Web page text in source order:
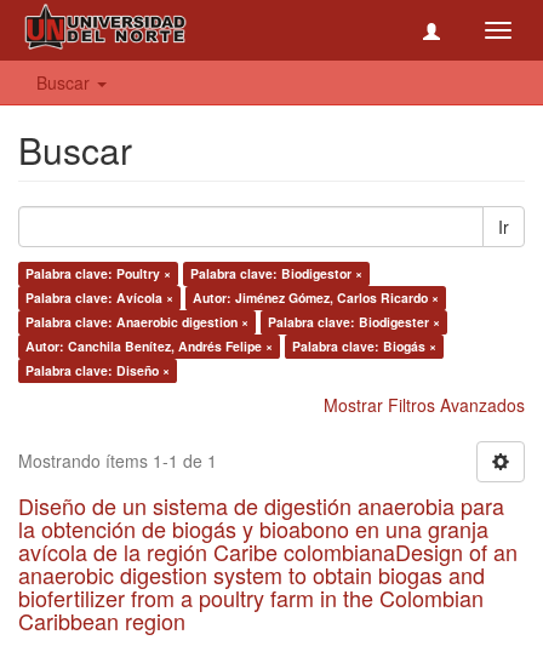
Buscar
Buscar
Ir
Palabra clave: Poultry ×
Palabra clave: Biodigestor ×
Palabra clave: Avícola ×
Autor: Jiménez Gómez, Carlos Ricardo ×
Palabra clave: Anaerobic digestion ×
Palabra clave: Biodigester ×
Autor: Canchila Benítez, Andrés Felipe ×
Palabra clave: Biogás ×
Palabra clave: Diseño ×
Mostrar Filtros Avanzados
Mostrando ítems 1-1 de 1
Diseño de un sistema de digestión anaerobia para
la obtención de biogás y bioabono en una granja
avícola de la región Caribe colombianaDesign of an
anaerobic digestion system to obtain biogas and
biofertilizer from a poultry farm in the Colombian
Caribbean region